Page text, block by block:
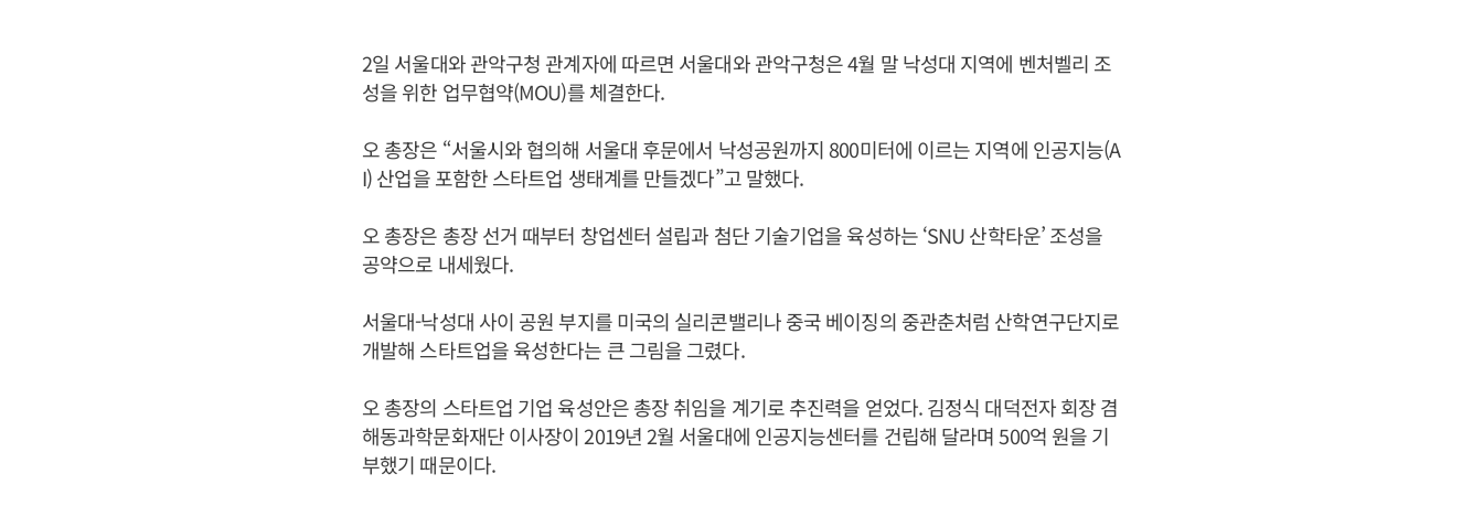
2일 서울대와 관악구청 관계자에 따르면 서울대와 관악구청은 4월 말 낙성대 지역에 벤처벨리 조
성을 위한 업무협약(MOU)를 체결한다.
오 총장은 “서울시와 협의해 서울대 후문에서 낙성공원까지 800미터에 이르는 지역에 인공지능(A
I) 산업을 포함한 스타트업 생태계를 만들겠다”고 말했다.
오 총장은 총장 선거 때부터 창업센터 설립과 첨단 기술기업을 육성하는 ‘SNU 산학타운’ 조성을
공약으로 내세웠다.
서울대-낙성대 사이 공원 부지를 미국의 실리콘밸리나 중국 베이징의 중관춘처럼 산학연구단지로
개발해 스타트업을 육성한다는 큰 그림을 그렸다.
오 총장의 스타트업 기업 육성안은 총장 취임을 계기로 추진력을 얻었다. 김정식 대덕전자 회장 겸
해동과학문화재단 이사장이 2019년 2월 서울대에 인공지능센터를 건립해 달라며 500억 원을 기
부했기 때문이다.